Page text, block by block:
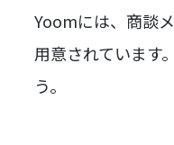
Yoomには、商談
用意されています
う。